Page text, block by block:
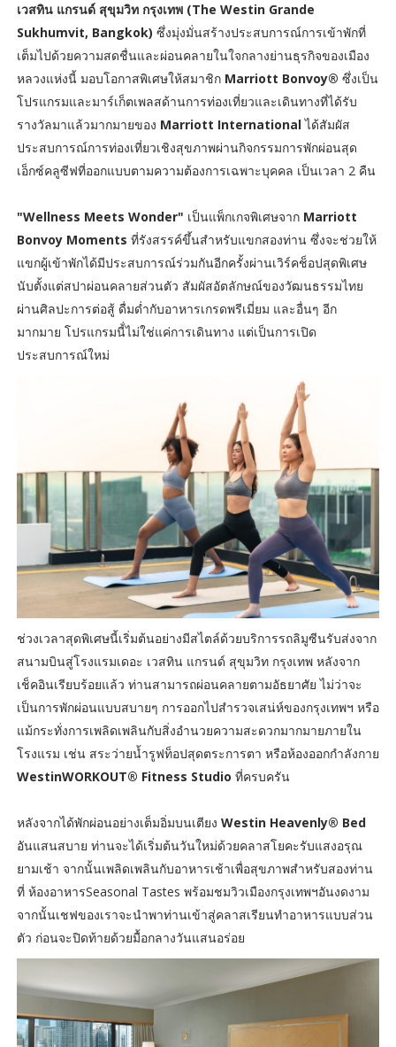
เวสทิน แกรนด์ สุขุมวิท กรุงเทพ (The Westin Grande
Sukhumvit, Bangkok) ซึ่งมุ่งมั่นสร้างประสบการณ์การเข้าพักที่
เต็มไปด้วยความสดชื่นและผ่อนคลายในใจกลางย่านธุรกิจของเมือง
หลวงแห่งนี้ มอบโอกาสพิเศษให้สมาชิก Marriott Bonvoy® ซึ่งเป็น
โปรแกรมและมาร์เก็ตเพลสด้านการท่องเที่ยวและเดินทางที่ได้รับ
รางวัลมาแล้วมากมายของ Marriott Internationalได้สัมผัส
ประสบการณ์การท่องเที่ยวเชิงสุขภาพผ่านกิจกรรมการพักผ่อนสุด
เอ็กซ์คลูซีฟที่ออกแบบตามความต้องการเฉพาะบุคคล เป็นเวลา 2 คืน
"Wellness Meets Wonder" เป็นแพ็กเกจพิเศษจาก Marriott
Bonvoy Moments ที่รังสรรค์ขึ้นสำหรับแขกสองท่าน ซึ่งจะช่วยให้
แขกผู้เข้าพักได้มีประสบการณ์ร่วมกันอีกครั้งผ่านเวิร์คช็อปสุดพิเศษ
นับตั้งแต่สปาผ่อนคลายส่วนตัว สัมผัสอัตลักษณ์ของวัฒนธรรมไทย
ผ่านศิลปะการต่อสู้ ดื่มด่ำกับอาหารเกรดพรีเมี่ยม และอื่นๆ อีก
มากมาย โปรแกรมนี้่ไม่ใช่แค่การเดินทาง แต่เป็นการเปิด
ประสบการณ์ใหม่
ช่วงเวลาสุดพิเศษนี้เริ่มต้นอย่างมีสไตล์ด้วยบริการรถลิมูซีนรับส่งจาก
สนามบินสู่โรงแรมเดอะ เวสทิน แกรนด์ สุขุมวิท กรุงเทพ หลังจาก
เช็คอินเรียบร้อยแล้ว ท่านสามารถผ่อนคลายตามอัธยาศัย ไม่ว่าจะ
เป็นการพักผ่อนแบบสบายๆ การออกไปสำรวจเสน่ห์ของกรุงเทพฯ หรือ
แม้กระทั่งการเพลิดเพลินกับสิ่งอำนวยความสะดวกมากมายภายใน
โรงแรม เช่น สระว่ายน้ำรูฟท็อปสุดตระการตา หรือห้องออกกำลังกาย
WestinWORKOUT® Fitness Studio ที่ครบครัน
หลังจากได้พักผ่อนอย่างเต็มอิ่มบนเตียง Westin Heavenly® Bed
อันแสนสบาย ท่านจะได้เริ่มต้นวันใหม่ด้วยคลาสโยคะรับแสงอรุณ
ยามเช้า จากนั้นเพลิดเพลินกับอาหารเช้าเพื่อสุขภาพสำหรับสองท่าน
ที่ ห้องอาหารSeasonal Tastes พร้อมชมวิวเมืองกรุงเทพฯอันงดงาม
จากนั้นเชฟของเราจะนำพาท่านเข้าสู่คลาสเรียนทำอาหารแบบส่วน
ตัว ก่อนจะปิดท้ายด้วยมื้อกลางวันแสนอร่อย